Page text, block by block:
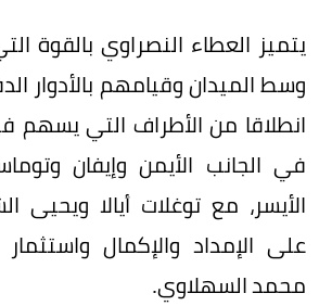
يتميز العطاء النصراوي بالقوة
وسط الميدان وقيامهم بالأدوار
انطلاقا من الأطراف التي يسهم
في الجانب الأيمن وإيفان
الأيسر، مع توغلات أيالا
على الإمداد والإكمال
محمد السهلاوي.